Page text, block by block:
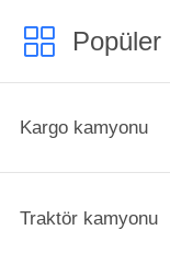
Popüler
Kargo kamyonu
Traktör kamyonu